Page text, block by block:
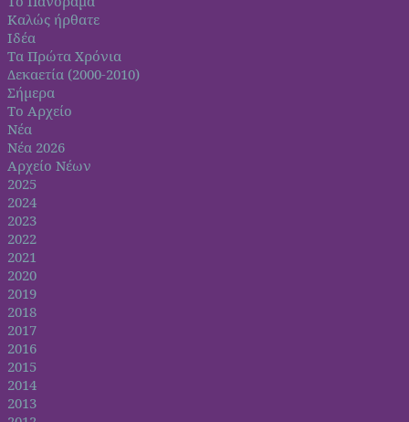
Καλώς ήρθατε
Ιδέα
Τα Πρώτα Χρόνια
Δεκαετία (2000-2010)
Σήμερα
Το Αρχείο
Νέα
Νέα 2026
Αρχείο Νέων
2025
2024
2023
2022
2021
2020
2019
2018
2017
2016
2015
2014
2013